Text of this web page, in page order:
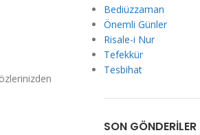
Bediüzzaman
Önemli Günler
Risale-i Nur
Tefekkür
Tesbihat
SON GÖNDERILER